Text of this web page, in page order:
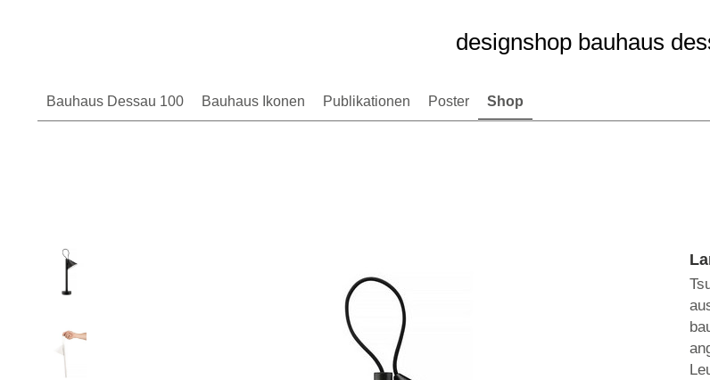
designshop bauhaus
Bauhaus Dessau 100 Bauhaus Ikonen Publikationen Poster Shop